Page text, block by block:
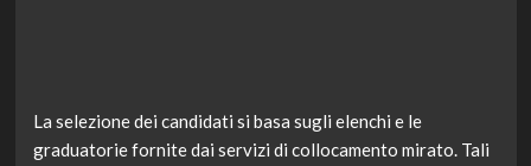
La selezione dei candidati si basa sugli elenchi e le
graduatorie fornite dai servizi di collocamento mirato. Tali